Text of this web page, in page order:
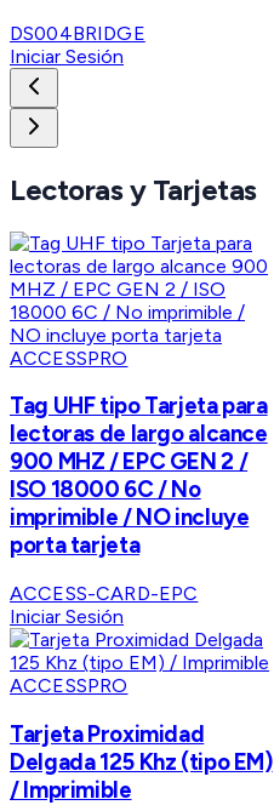
DS004BRIDGE
Iniciar Sesión
Lectoras y Tarjetas
ACCESSPRO
Tag UHF tipo Tarjeta para
lectoras de largo alcance
900 MHZ / EPC GEN 2 /
ISO 18000 6C / No
imprimible / NO incluye
porta tarjeta
ACCESS-CARD-EPC
Iniciar Sesión
ACCESSPRO
Tarjeta Proximidad
Delgada 125 Khz (tipo EM)
/ Imprimible